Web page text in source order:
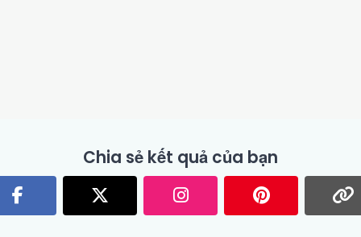
Chia sẻ kết quả của bạn